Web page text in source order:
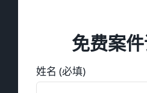
免费案
姓名 (必填)